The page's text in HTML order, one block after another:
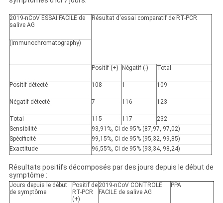
2019-nCoV ESSAI FACILE de
salive AG
Résultat d'essai comparatif de RT-PCR
(Immunochromatography)
Positif (+) Négatif (-) Total
Positifdétecté 108 1 109
Négatifdétecté 7 116 123
Total 115 117
232
Sensibilité
93,91%, CI de 95% (87,97, 97,02)
Spécificité
99,15%, CI de 95% (95,32, 99,85)
Exactitude
96,55%, CI de 95% (93,34, 98,24)
Résultats positifs décomposés par des jours depuis le début de
symptôme :
Jours depuis le début
de symptôme
Positif de
RT-PCR
(+)
2019-nCoV CONTRÔLE
FACILE de salive AG
PPA